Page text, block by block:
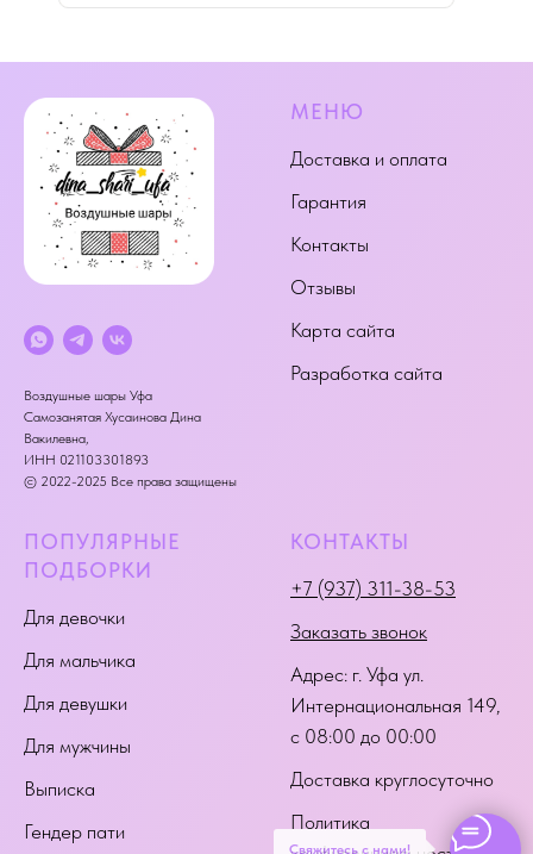
Свяжитесь с нами!
Воздушные шары Уфа
Самозанятая Хусаинова Дина
Вакилевна,
ИНН 021103301893
© 2022-2025 Все права защищены
МЕНЮ
Доставка и оплата
Гарантия
Контакты
Отзывы
Карта сайта
Разработка сайта
ПОПУЛЯРНЫЕ
ПОДБОРКИ
Для девочки
Для мальчика
Для девушки
Для мужчины
Выписка
Гендер пати
КОНТАКТЫ
+7 (937) 311-38-53
Заказать звонок
Адрес: г. Уфа ул.
Интернациональная 149,
с 08:00 до 00:00
Доставка круглосуточно
Политика